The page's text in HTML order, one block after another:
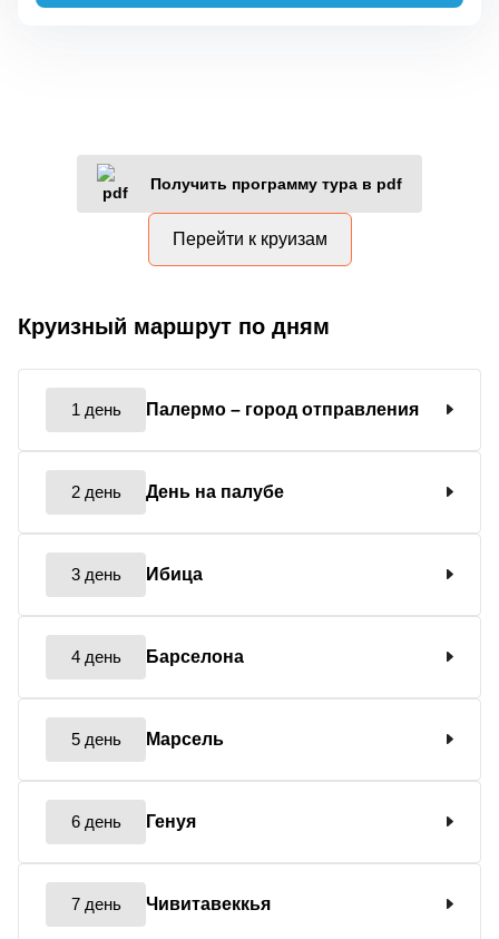
Получить программу тура в pdf
Перейти к круизам
Круизный маршрут по дням
1 день Палермо – город отправления
2 день День на палубе
3 день Ибица
4 день Барселона
5 день Марсель
6 день Генуя
7 день Чивитавеккья